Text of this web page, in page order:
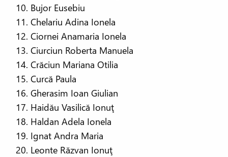
Bujor Eusebiu
Chelariu Adina Ionela
Ciornei Anamaria Ionela
Ciurciun Roberta Manuela
Crăciun Mariana Otilia
Curcă Paula
Gherasim Ioan Giulian
Haidău Vasilică Ionuţ
Haldan Adela Ionela
Ignat Andra Maria
Leonte Răzvan Ionuţ